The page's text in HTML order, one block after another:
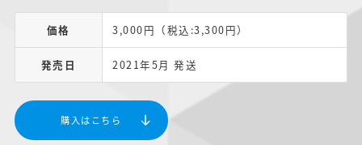
価格 3,000円（税込:3,300円）
発売日 2021年5月 発送
購入はこちら